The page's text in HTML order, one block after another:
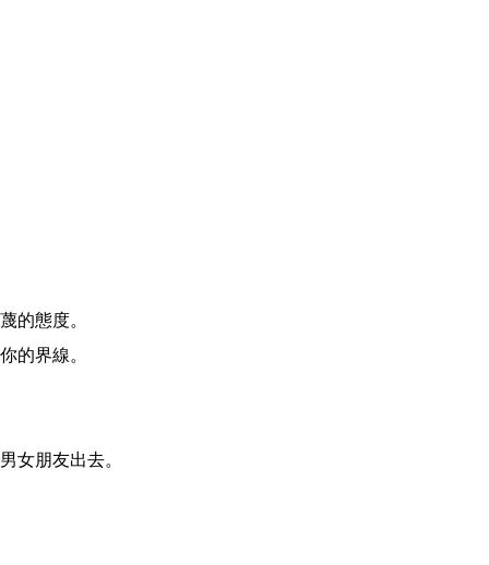
的態度。
的界線。
女朋友出去。